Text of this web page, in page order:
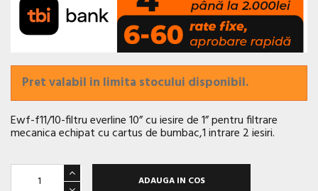
Pret valabil in limita stocului disponibil.
Ewf-f11/10-filtru everline 10” cu iesire de 1” pentru filtrare
mecanica echipat cu cartus de bumbac,1 intrare 2 iesiri.
ADAUGA IN COS